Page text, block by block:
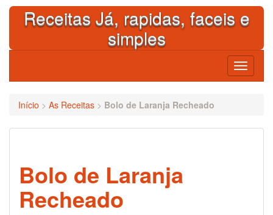
Skip
contentReceitas Já, rapidas, faceis e
simples
Toggle
Início > As Receitas > Bolo de Laranja Recheado
Bolo de Laranja
Recheado